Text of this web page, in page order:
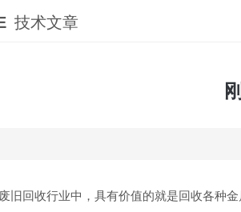
技术文章
回收行业中，具有价值的就是回收各种金